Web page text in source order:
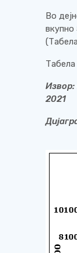
Во
Извор:
2021